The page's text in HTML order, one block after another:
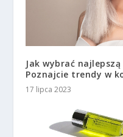
Jak wybrać
Poznajcie trendy w
17 lipca 2023